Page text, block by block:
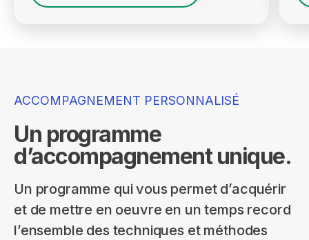
ACCOMPAGNEMENT PERSONNALISÉ
Un programme
d’accompagnement unique.
Un programme qui vous permet d’acquérir
et de mettre en oeuvre en un temps record
l’ensemble des techniques et méthodes